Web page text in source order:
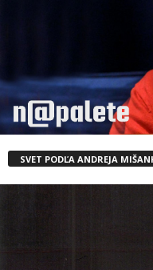
SVET PODĽA ANDREJA